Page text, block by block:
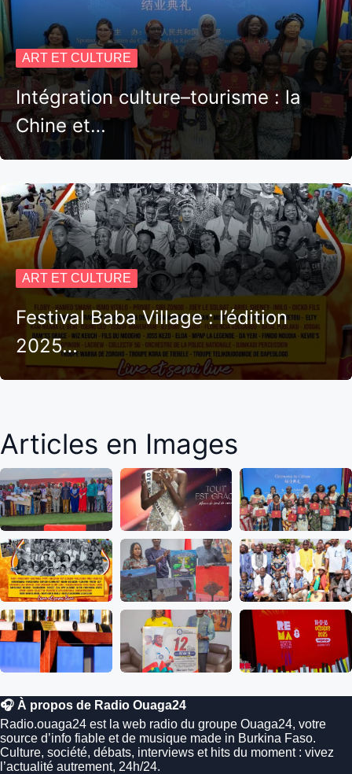
ART ET CULTURE
Intégration culture–tourisme : la
Chine et…
ART ET CULTURE
Festival Baba Village : l’édition
2025…
Articles en Images
🎧 À propos de Radio Ouaga24
Radio.ouaga24 est la web radio du groupe Ouaga24, votre
source d’info fiable et de musique made in Burkina Faso.
Culture, société, débats, interviews et hits du moment : vivez
l’actualité autrement, 24h/24.